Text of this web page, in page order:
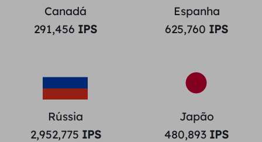
Canadá
291,456 IPS
Espanha
625,760 IPS
Rússia
2,952,775 IPS
Japão
480,893 IPS